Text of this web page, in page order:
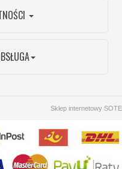
Sklep internetowy SOTE